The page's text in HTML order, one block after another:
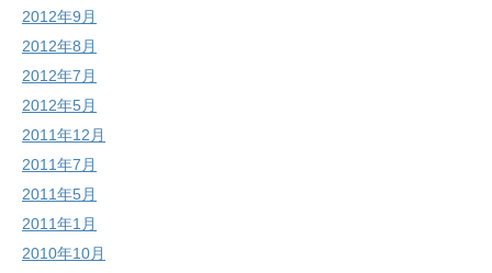
2012年9月
2012年8月
2012年7月
2012年5月
2011年12月
2011年7月
2011年5月
2011年1月
2010年10月